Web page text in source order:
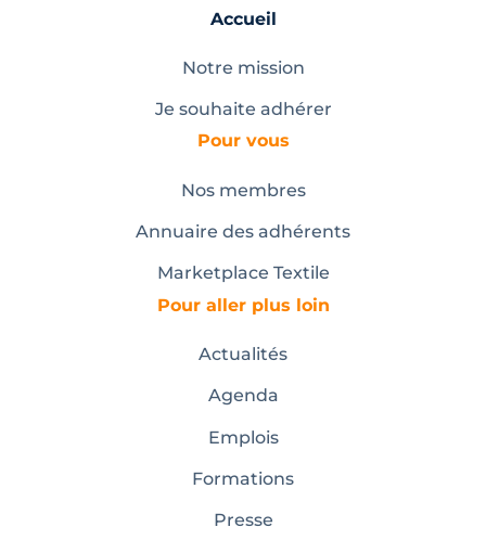
Accueil
Notre mission
Je souhaite adhérer
Pour vous
Nos membres
Annuaire des adhérents
Marketplace Textile
Pour aller plus loin
Actualités
Agenda
Emplois
Formations
Presse